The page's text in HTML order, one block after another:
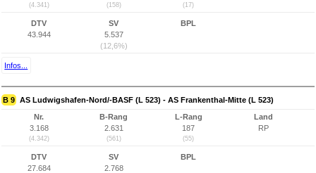
(4.341) (158) (17)
DTV
43.944
SV
5.537
(12,6%)
BPL
Infos...
B 9 AS Ludwigshafen-Nord/-BASF (L 523) - AS Frankenthal-Mitte (L 523)
Nr.
3.168
(4.342)
B-Rang
2.631
(561)
L-Rang
187
(55)
Land
RP
DTV
27.684
SV
2.768
BPL